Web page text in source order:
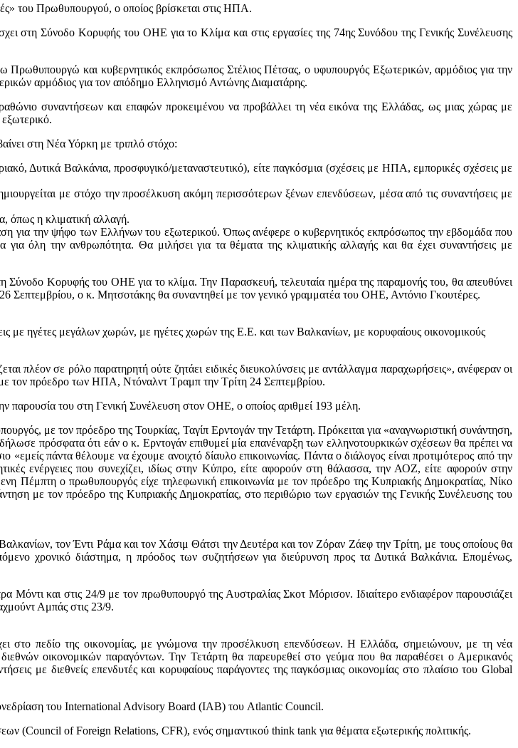
του Πρωθυπουργού, ο οποίος βρίσκεται στις ΗΠΑ.
στη Σύνοδο Κορυφής του ΟΗΕ για το Κλίμα και στις εργασίες της 74ης Συνόδου της Γενικής Συνέλευσης
και κυβερνητικός εκπρόσωπος Στέλιος Πέτσας, ο υφυπουργός Εξωτερικών, αρμόδιος για την
αρμόδιος για τον απόδημο Ελληνισμό Αντώνης Διαματάρης.
συναντήσεων και επαφών προκειμένου να προβάλλει τη νέα εικόνα της Ελλάδας, ως μιας χώρας με
στη Νέα Υόρκη με τριπλό στόχο:
Δυτικά Βαλκάνια, προσφυγικό/μεταναστευτικό), είτε παγκόσμια (σχέσεις με ΗΠΑ, εμπορικές σχέσεις με
με στόχο την προσέλκυση ακόμη περισσότερων ξένων επενδύσεων, μέσα από τις συναντήσεις με
όπως η κλιματική αλλαγή.
για την ψήφο των Ελλήνων του εξωτερικού. Όπως ανέφερε ο κυβερνητικός εκπρόσωπος την εβδομάδα που
όλη την ανθρωπότητα. Θα μιλήσει για τα θέματα της κλιματικής αλλαγής και θα έχει συναντήσεις με
Κορυφής του ΟΗΕ για το κλίμα. Την Παρασκευή, τελευταία ημέρα της παραμονής του, θα απευθύνει
ο κ. Μητσοτάκης θα συναντηθεί με τον γενικό γραμματέα του ΟΗΕ, Αντόνιο Γκουτέρες.
ηγέτες μεγάλων χωρών, με ηγέτες χωρών της Ε.Ε. και των Βαλκανίων, με κορυφαίους οικονομικούς
πλέον σε ρόλο παρατηρητή ούτε ζητάει ειδικές διευκολύνσεις με αντάλλαγμα παραχωρήσεις», ανέφεραν οι
με τον πρόεδρο των ΗΠΑ, Ντόναλντ Τραμπ την Τρίτη 24 Σεπτεμβρίου.
παρουσία του στη Γενική Συνέλευση στον ΟΗΕ, ο οποίος αριθμεί 193 μέλη.
με τον πρόεδρο της Τουρκίας, Ταγίπ Ερντογάν την Τετάρτη. Πρόκειται για «αναγνωριστική συνάντηση,
πρόσφατα ότι εάν ο κ. Ερντογάν επιθυμεί μία επανέναρξη των ελληνοτουρκικών σχέσεων θα πρέπει να
πάντα θέλουμε να έχουμε ανοιχτό δίαυλο επικοινωνίας. Πάντα ο διάλογος είναι προτιμότερος από την
ενέργειες που συνεχίζει, ιδίως στην Κύπρο, είτε αφορούν στη θάλασσα, την ΑΟΖ, είτε αφορούν στην
Πέμπτη ο πρωθυπουργός είχε τηλεφωνική επικοινωνία με τον πρόεδρο της Κυπριακής Δημοκρατίας, Νίκο
με τον πρόεδρο της Κυπριακής Δημοκρατίας, στο περιθώριο των εργασιών της Γενικής Συνέλευσης του
τον Έντι Ράμα και τον Χάσιμ Θάτσι την Δευτέρα και τον Ζόραν Ζάεφ την Τρίτη, με τους οποίους θα
χρονικό διάστημα, η πρόοδος των συζητήσεων για διεύρυνση προς τα Δυτικά Βαλκάνια. Επομένως,
και στις 24/9 με τον πρωθυπουργό της Αυστραλίας Σκοτ Μόρισον. Ιδιαίτερο ενδιαφέρον παρουσιάζει
Αμπάς στις 23/9.
στο πεδίο της οικονομίας, με γνώμονα την προσέλκυση επενδύσεων. Η Ελλάδα, σημειώνουν, με τη νέα
οικονομικών παραγόντων. Την Τετάρτη θα παρευρεθεί στο γεύμα που θα παραθέσει ο Αμερικανός
με διεθνείς επενδυτές και κορυφαίους παράγοντες της παγκόσμιας οικονομίας στο πλαίσιο του Global
του International Advisory Board (IAB) του Atlantic Council.
(Council of Foreign Relations, CFR), ενός σημαντικού think tank για θέματα εξωτερικής πολιτικής.